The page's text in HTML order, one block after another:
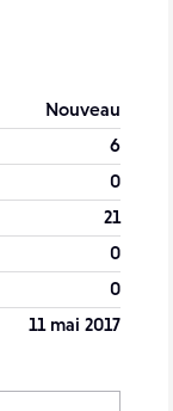
Nouveau
6
0
21
0
0
11 mai 2017